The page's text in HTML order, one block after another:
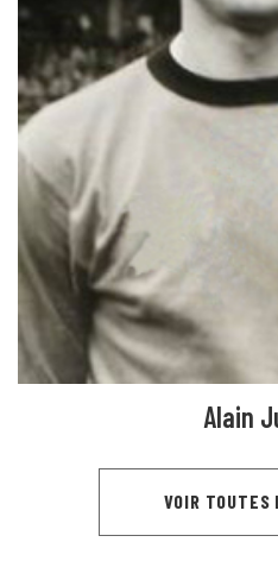
Alain
VOIR TOUTES